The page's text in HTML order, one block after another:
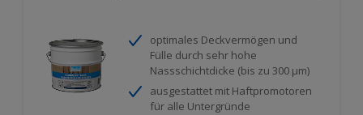
optimales Deckvermögen und
Fülle durch sehr hohe
Nassschichtdicke (bis zu 300 µm)
ausgestattet mit Haftpromotoren
für alle Untergründe